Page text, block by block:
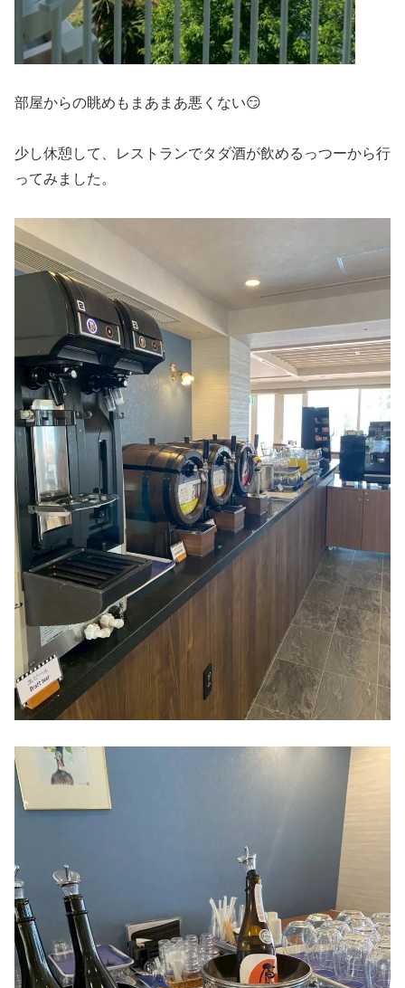
部屋からの眺めもまあまあ悪くない😏
少し休憩して、レストランでタダ酒が飲めるっつーから行
ってみました。